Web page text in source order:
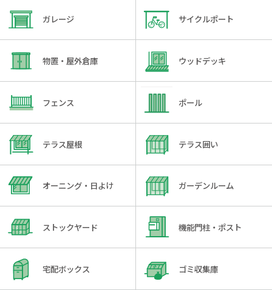
ガレージ サイクルポート
物置・屋外倉庫 ウッドデッキ
フェンス ポール
テラス屋根 テラス囲い
オーニング・日よけ ガーデンルーム
ストックヤード 機能門柱・ポスト
宅配ボックス ゴミ収集庫